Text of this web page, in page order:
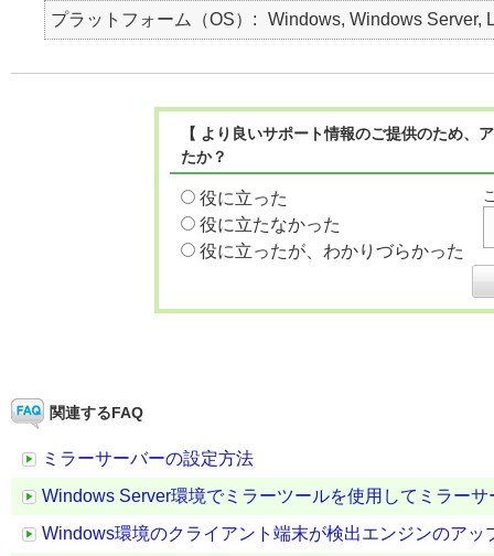
プラットフォーム（OS） Windows, Windows Server,
【 より良いサポート情報のご提供のため
たか？
役に立った
役に立たなかった
役に立ったが、わかりづらかった
関連するFAQ
ミラーサーバーの設定方法
Windows Server環境でミラーツールを使用してミラー
Windows環境のクライアント端末が検出エンジンのアッ